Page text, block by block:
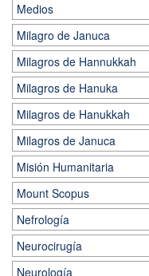
Medios
Milagro de Januca
Milagros de Hannukkah
Milagros de Hanuka
Milagros de Hanukkah
Milagros de Januca
Misión Humanitaria
Mount Scopus
Nefrología
Neurocirugía
Neurología